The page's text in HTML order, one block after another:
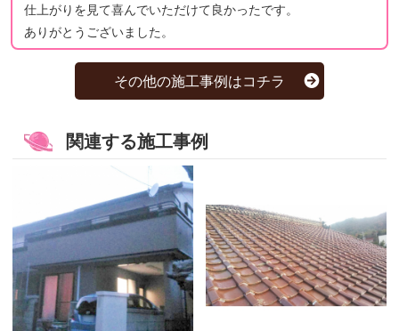
仕上がりを見て喜んでいただけて良かったです。
ありがとうございました。
その他の施工事例はコチラ
関連する施工事例